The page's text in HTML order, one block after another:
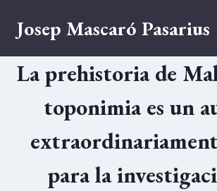
contingut
Josep Mascaró Pasarius
La prehistoria de
toponimia es un
para la